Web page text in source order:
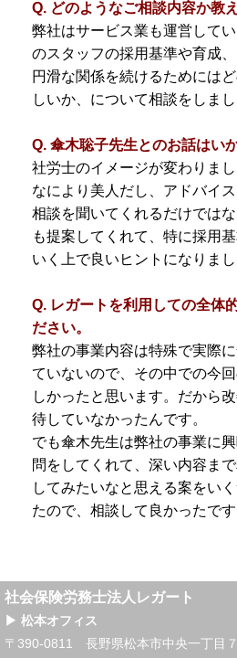
Q. どのようなご相談内容か教
弊社はサービス業も運営して
のスタッフの採用基準や育成
円滑な関係を続けるためには
しいか、について相談をしまし
Q. 傘木聡子先生とのお話はい
社労士のイメージが変わりまし
なにより美人だし、アドバイス
相談を聞いてくれるだけでは
も提案してくれて、特に採用
いく上で良いヒントになりまし
Q. レガートを利用しての全体
ださい。
弊社の事業内容は特殊で実際
ていないので、その中での今
しかったと思います。だから
待していなかったんです。
でも傘木先生は弊社の事業に
問をしてくれて、深い内容ま
してみたいなと思える案をい
たので、相談して良かったです
社会保険労務士法人レガート
▶ 松本オフィス
〒390-0811 長野県松本市中央一丁目